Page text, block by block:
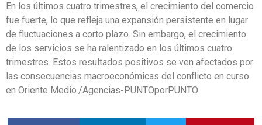
En los últimos cuatro trimestres, el crecimiento del comercio
fue fuerte, lo que refleja una expansión persistente en lugar
de fluctuaciones a corto plazo. Sin embargo, el crecimiento
de los servicios se ha ralentizado en los últimos cuatro
trimestres. Estos resultados positivos se ven afectados por
las consecuencias macroeconómicas del conflicto en curso
en Oriente Medio./Agencias-PUNTOporPUNTO